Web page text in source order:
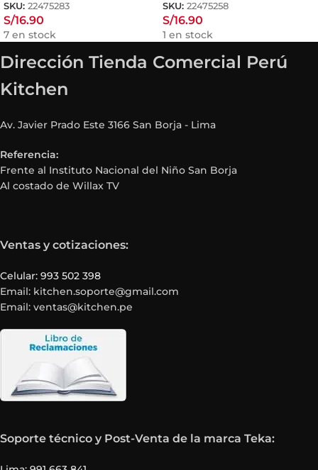
SKU: 22475283
S/16.90
7 en stock
SKU: 22475258
S/16.90
1 en stock
Dirección Tienda Comercial Perú
Kitchen
Av. Javier Prado Este 3166 San Borja - Lima
Referencia:
Frente al Instituto Nacional del Niño San Borja
Al costado de Willax TV
Ventas y cotizaciones:
Celular: 993 502 398
Email: kitchen.soporte@gmail.com
Email: ventas@kitchen.pe
Soporte técnico y Post-Venta de la marca Teka: